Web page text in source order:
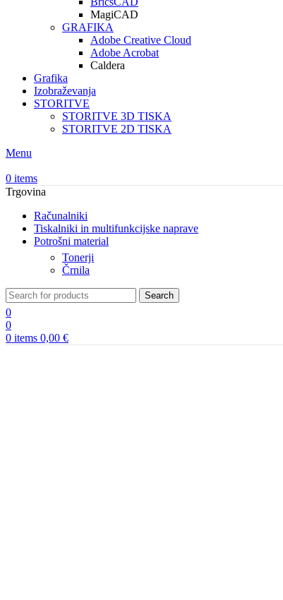
MagiCAD
GRAFIKA
Adobe Creative Cloud
Adobe Acrobat
Caldera
Grafika
Izobraževanja
STORITVE
STORITVE 3D TISKA
STORITVE 2D TISKA
Menu
0 items
Trgovina
Računalniki
Tiskalniki in multifunkcijske naprave
Potrošni material
Tonerji
Črnila
Search
0
0
0 items 0,00 €